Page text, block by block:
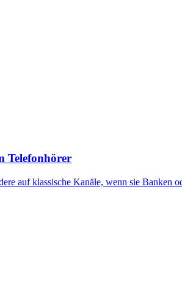
Telefonhörer
auf klassische Kanäle, wenn sie Banken